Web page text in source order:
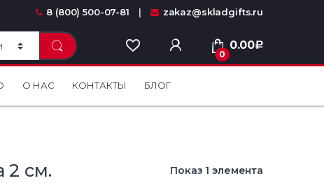
8 (800) 500-07-81 zakaz@skladgifts.ru
0
0.00Р
О НАС КОНТАКТЫ БЛОГ
2 см. Показ 1 элемента